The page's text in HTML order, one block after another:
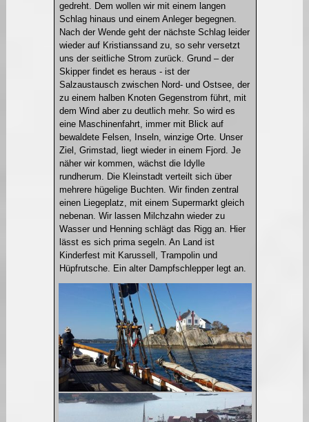
gedreht. Dem wollen wir mit einem langen
Schlag hinaus und einem Anleger begegnen.
Nach der Wende geht der nächste Schlag leider
wieder auf Kristianssand zu, so sehr versetzt
uns der seitliche Strom zurück. Grund – der
Skipper findet es heraus - ist der
Salzaustausch zwischen Nord- und Ostsee, der
zu einem halben Knoten Gegenstrom führt, mit
dem Wind aber zu deutlich mehr. So wird es
eine Maschinenfahrt, immer mit Blick auf
bewaldete Felsen, Inseln, winzige Orte. Unser
Ziel, Grimstad, liegt wieder in einem Fjord. Je
näher wir kommen, wächst die Idylle
rundherum. Die Kleinstadt verteilt sich über
mehrere hügelige Buchten. Wir finden zentral
einen Liegeplatz, mit einem Supermarkt gleich
nebenan. Wir lassen Milchzahn wieder zu
Wasser und Henning schlägt das Rigg an. Hier
lässt es sich prima segeln. An Land ist
Kinderfest mit Karussell, Trampolin und
Hüpfrutsche. Ein alter Dampfschlepper legt an.